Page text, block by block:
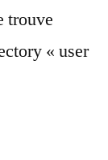
trouve
« user